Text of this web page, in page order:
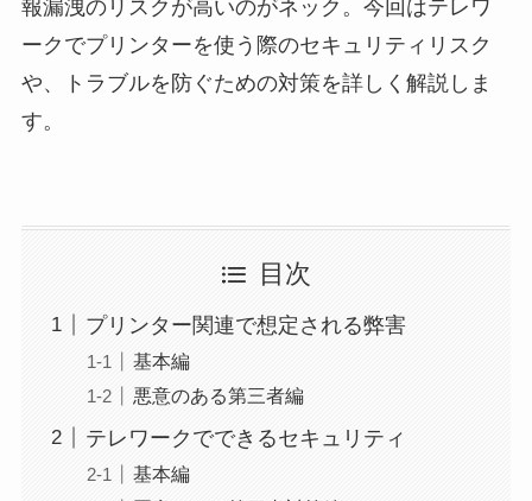
報漏洩のリスクが高いのがネック。今回はテレワ
ークでプリンターを使う際のセキュリティリスク
や、トラブルを防ぐための対策を詳しく解説しま
す。
目次
プリンター関連で想定される弊害
基本編
悪意のある第三者編
テレワークでできるセキュリティ
基本編